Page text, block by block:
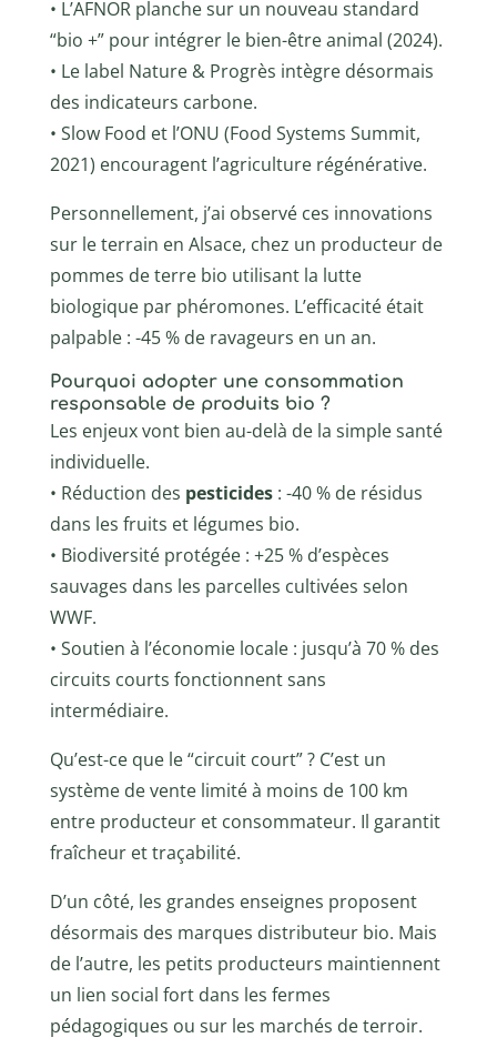
• L’AFNOR planche sur un nouveau standard
“bio +” pour intégrer le bien-être animal (2024).
• Le label Nature & Progrès intègre désormais
des indicateurs carbone.
• Slow Food et l’ONU (Food Systems Summit,
2021) encouragent l’agriculture régénérative.
Personnellement, j’ai observé ces innovations
sur le terrain en Alsace, chez un producteur de
pommes de terre bio utilisant la lutte
biologique par phéromones. L’efficacité était
palpable : -45 % de ravageurs en un an.
Pourquoi adopter une consommation
responsable de produits bio ?
Les enjeux vont bien au-delà de la simple santé
individuelle.
• Réduction des pesticides: -40 % de résidus
dans les fruits et légumes bio.
• Biodiversité protégée : +25 % d’espèces
sauvages dans les parcelles cultivées selon
WWF.
• Soutien à l’économie locale : jusqu’à 70 % des
circuits courts fonctionnent sans
intermédiaire.
Qu’est-ce que le “circuit court” ? C’est un
système de vente limité à moins de 100 km
entre producteur et consommateur. Il garantit
fraîcheur et traçabilité.
D’un côté, les grandes enseignes proposent
désormais des marques distributeur bio. Mais
de l’autre, les petits producteurs maintiennent
un lien social fort dans les fermes
pédagogiques ou sur les marchés de terroir.